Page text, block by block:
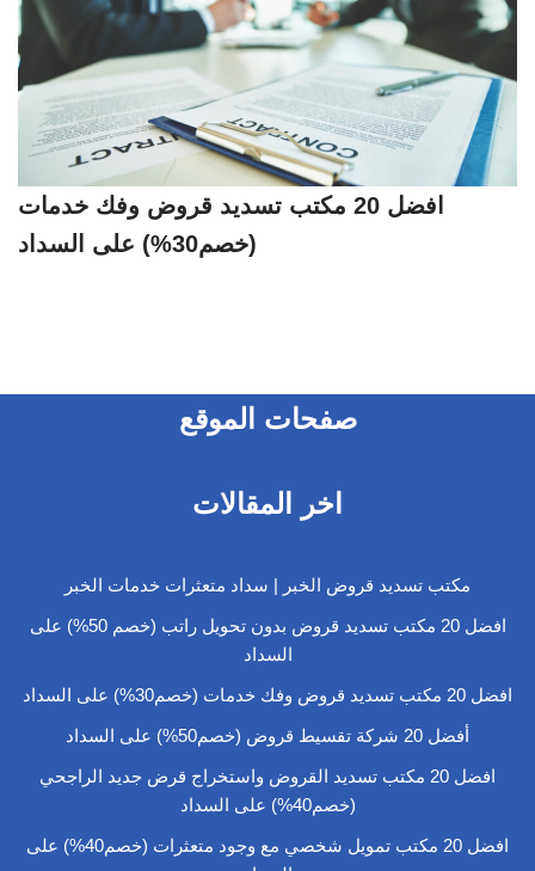
افضل 20 مكتب تسديد قروض وفك خدمات
(خصم30%) على السداد
صفحات الموقع
اخر المقالات
مكتب تسديد قروض الخبر | سداد متعثرات خدمات الخبر
افضل 20 مكتب تسديد قروض بدون تحويل راتب (خصم 50%) على
السداد
افضل 20 مكتب تسديد قروض وفك خدمات (خصم30%) على السداد
أفضل 20 شركة تقسيط قروض (خصم50%) على السداد
افضل 20 مكتب تسديد القروض واستخراج قرض جديد الراجحي
(خصم40%) على السداد
افضل 20 مكتب تمويل شخصي مع وجود متعثرات (خصم40%) على